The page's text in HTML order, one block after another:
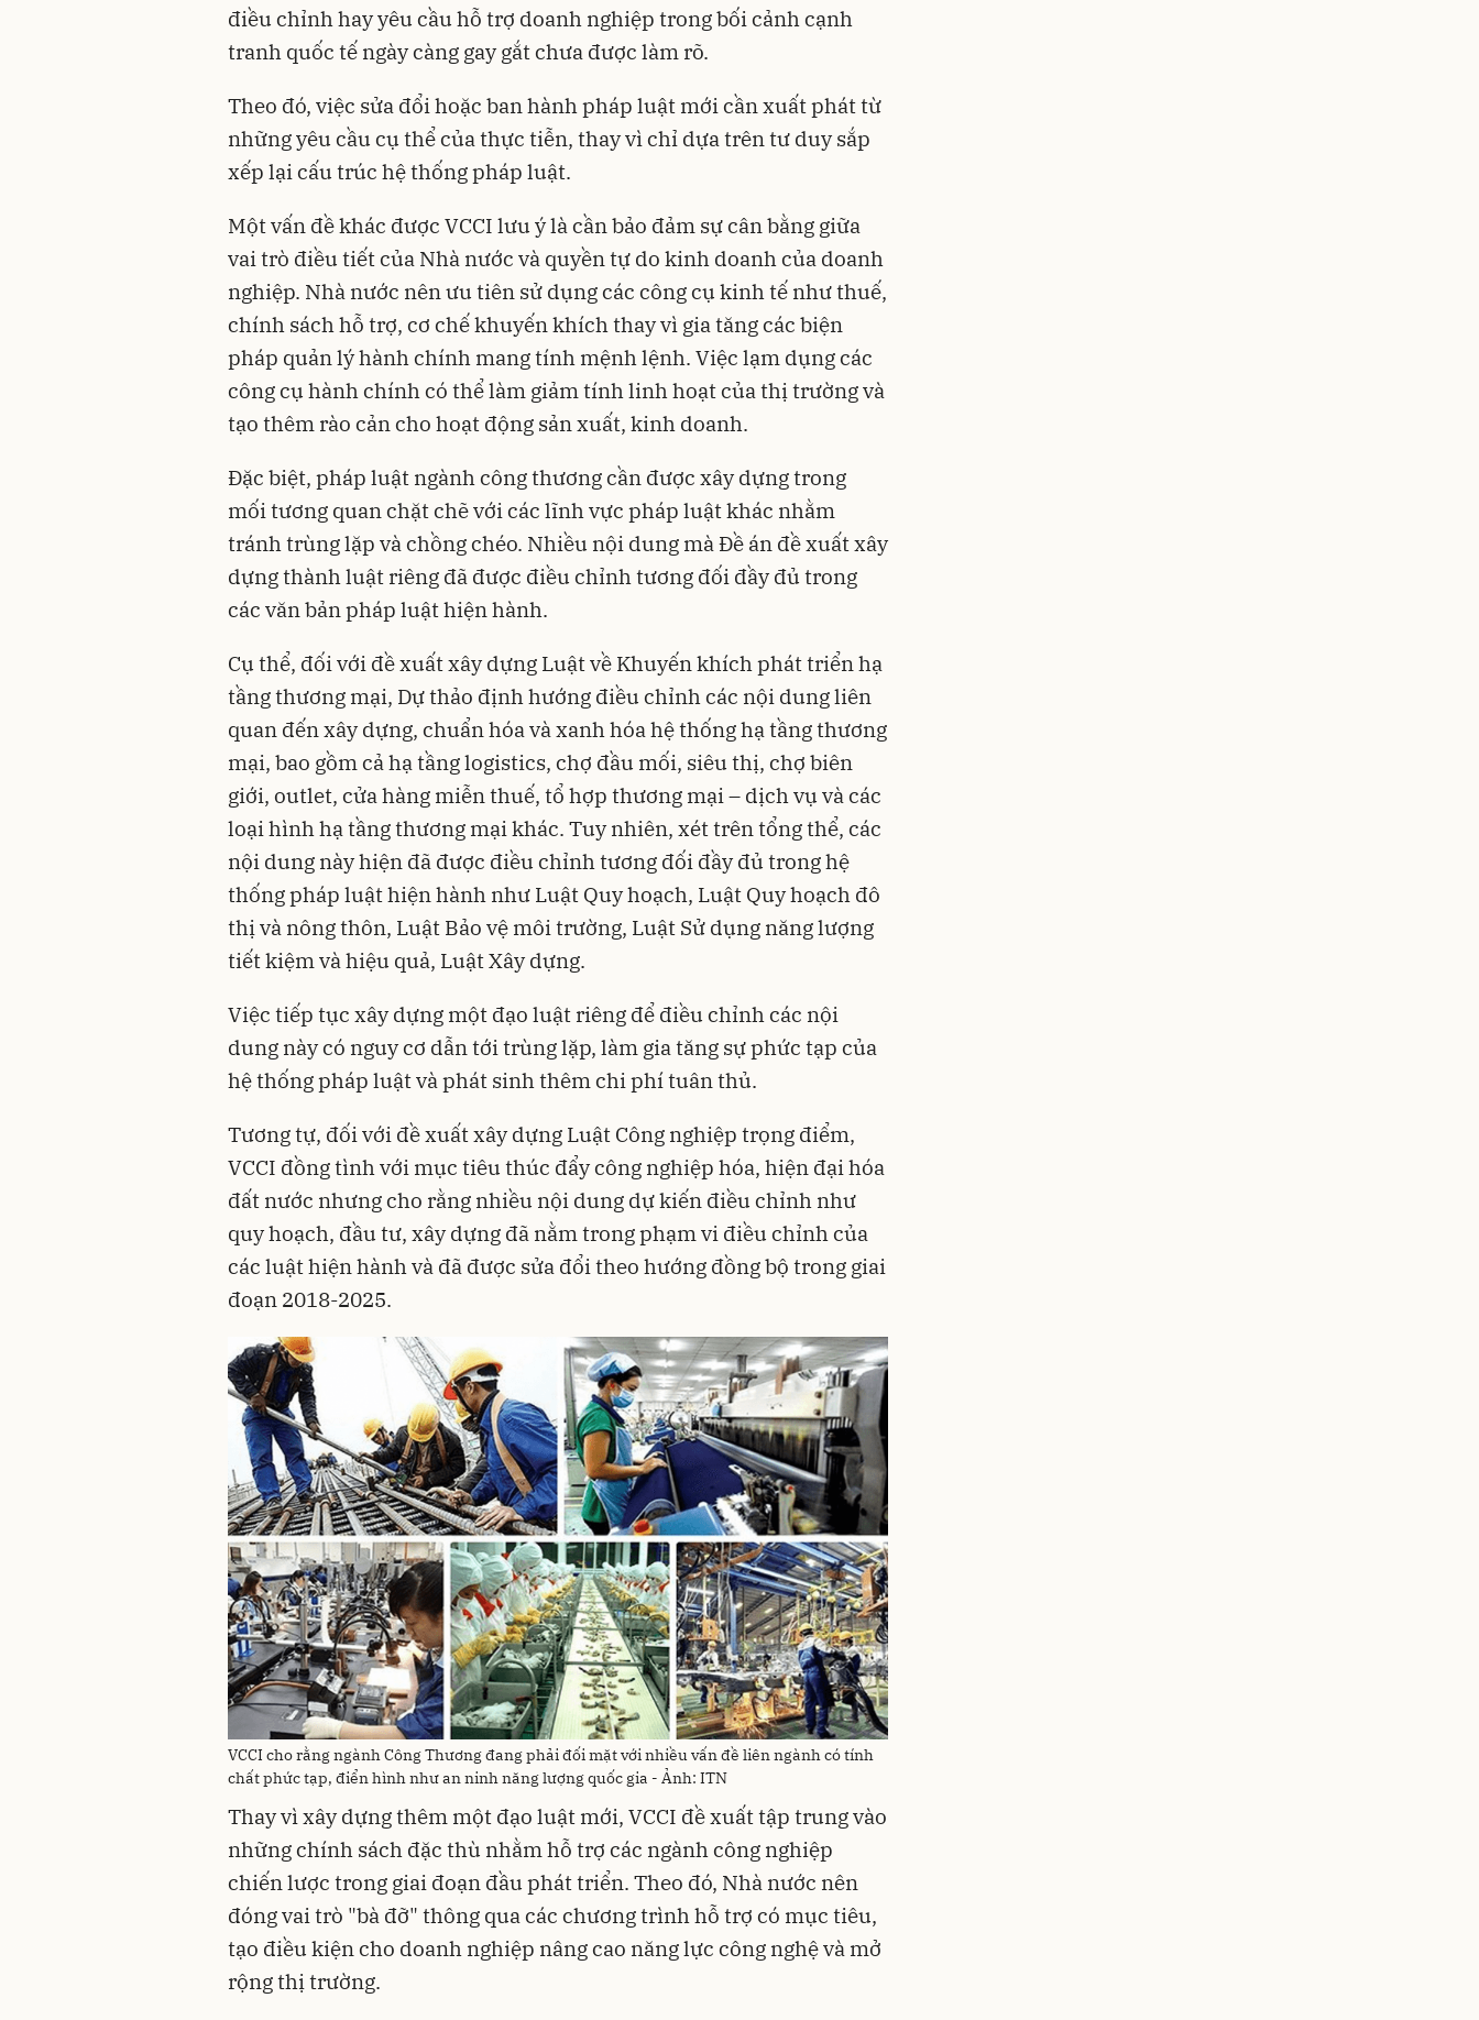
điều chỉnh hay yêu cầu hỗ trợ doanh nghiệp trong bối cảnh cạnh
tranh quốc tế ngày càng gay gắt chưa được làm rõ.
Theo đó, việc sửa đổi hoặc ban hành pháp luật mới cần xuất phát từ
những yêu cầu cụ thể của thực tiễn, thay vì chỉ dựa trên tư duy sắp
xếp lại cấu trúc hệ thống pháp luật.
Một vấn đề khác được VCCI lưu ý là cần bảo đảm sự cân bằng giữa
vai trò điều tiết của Nhà nước và quyền tự do kinh doanh của doanh
nghiệp. Nhà nước nên ưu tiên sử dụng các công cụ kinh tế như thuế,
chính sách hỗ trợ, cơ chế khuyến khích thay vì gia tăng các biện
pháp quản lý hành chính mang tính mệnh lệnh. Việc lạm dụng các
công cụ hành chính có thể làm giảm tính linh hoạt của thị trường và
tạo thêm rào cản cho hoạt động sản xuất, kinh doanh.
Đặc biệt, pháp luật ngành công thương cần được xây dựng trong
mối tương quan chặt chẽ với các lĩnh vực pháp luật khác nhằm
tránh trùng lặp và chồng chéo. Nhiều nội dung mà Đề án đề xuất xây
dựng thành luật riêng đã được điều chỉnh tương đối đầy đủ trong
các văn bản pháp luật hiện hành.
Cụ thể, đối với đề xuất xây dựng Luật về Khuyến khích phát triển hạ
tầng thương mại, Dự thảo định hướng điều chỉnh các nội dung liên
quan đến xây dựng, chuẩn hóa và xanh hóa hệ thống hạ tầng thương
mại, bao gồm cả hạ tầng logistics, chợ đầu mối, siêu thị, chợ biên
giới, outlet, cửa hàng miễn thuế, tổ hợp thương mại – dịch vụ và các
loại hình hạ tầng thương mại khác. Tuy nhiên, xét trên tổng thể, các
nội dung này hiện đã được điều chỉnh tương đối đầy đủ trong hệ
thống pháp luật hiện hành như Luật Quy hoạch, Luật Quy hoạch đô
thị và nông thôn, Luật Bảo vệ môi trường, Luật Sử dụng năng lượng
tiết kiệm và hiệu quả, Luật Xây dựng.
Việc tiếp tục xây dựng một đạo luật riêng để điều chỉnh các nội
dung này có nguy cơ dẫn tới trùng lặp, làm gia tăng sự phức tạp của
hệ thống pháp luật và phát sinh thêm chi phí tuân thủ.
Tương tự, đối với đề xuất xây dựng Luật Công nghiệp trọng điểm,
VCCI đồng tình với mục tiêu thúc đẩy công nghiệp hóa, hiện đại hóa
đất nước nhưng cho rằng nhiều nội dung dự kiến điều chỉnh như
quy hoạch, đầu tư, xây dựng đã nằm trong phạm vi điều chỉnh của
các luật hiện hành và đã được sửa đổi theo hướng đồng bộ trong giai
đoạn 2018-2025.
VCCI cho rằng ngành Công Thương đang phải đối mặt với nhiều vấn đề liên ngành có tính
chất phức tạp, điển hình như an ninh năng lượng quốc gia - Ảnh: ITN
Thay vì xây dựng thêm một đạo luật mới, VCCI đề xuất tập trung vào
những chính sách đặc thù nhằm hỗ trợ các ngành công nghiệp
chiến lược trong giai đoạn đầu phát triển. Theo đó, Nhà nước nên
đóng vai trò "bà đỡ" thông qua các chương trình hỗ trợ có mục tiêu,
tạo điều kiện cho doanh nghiệp nâng cao năng lực công nghệ và mở
rộng thị trường.